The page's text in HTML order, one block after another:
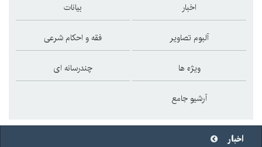
اخبار بیانات
آلبوم تصاویر فقه و احکام شرعی
ویژه ها چندرسانه ای
آرشیو جامع
اخبار